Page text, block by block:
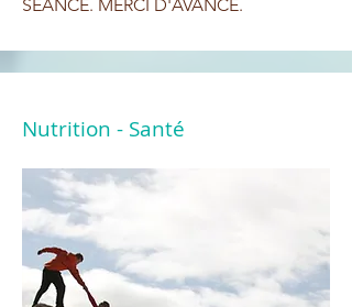
SÉANCE. MERCI D'AVANCE.
Nutrition - Santé